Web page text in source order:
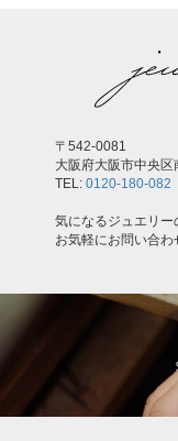
〒542-0081
大阪府大阪市中央区
TEL: 0120-180-082
気になるジュエリー
お気軽にお問い合わ